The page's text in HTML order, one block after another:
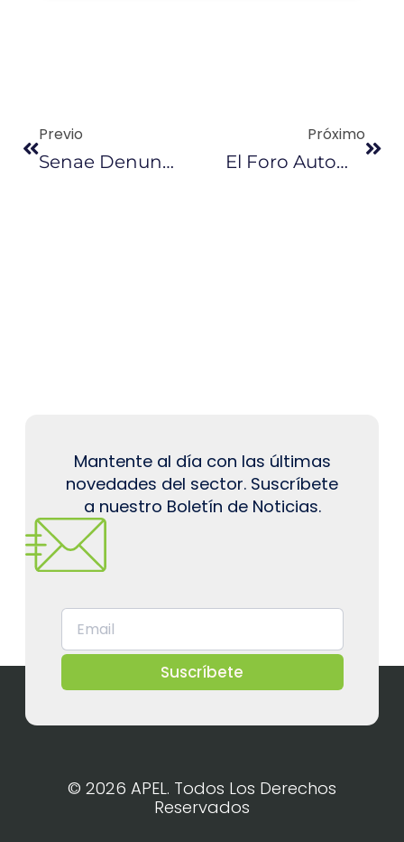
Previo
Senae Denuncia Caso De «cambiazo»
Próximo
El Foro Automotor Rumbo Al 2018 Revelará Cifras Del Sector
Mantente al día con las últimas
novedades del sector. Suscríbete
a nuestro Boletín de Noticias.
Suscríbete
© 2026 APEL. Todos Los Derechos
Reservados